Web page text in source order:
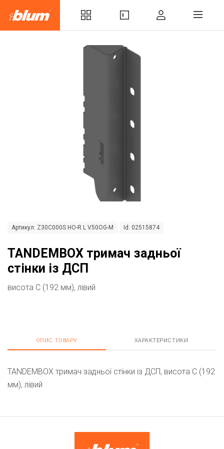
Артикул: Z30C000S HO-R L V50OG-M Id: 02515874
TANDEMBOX тримач задньої
стінки із ДСП
висота C (192 мм), лівий
ОПИС ТОВАРУ ХАРАКТЕРИСТИКИ
TANDEMBOX тримач задньої стінки із ДСП, висота C (192
мм), лівий